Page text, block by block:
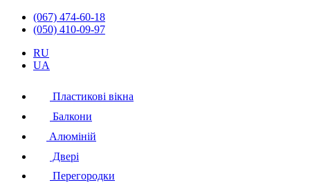
(067) 474-60-18
(050) 410-09-97
RU
UA
Пластикові вікна
Балкони
Алюміній
Двері
Перегородки